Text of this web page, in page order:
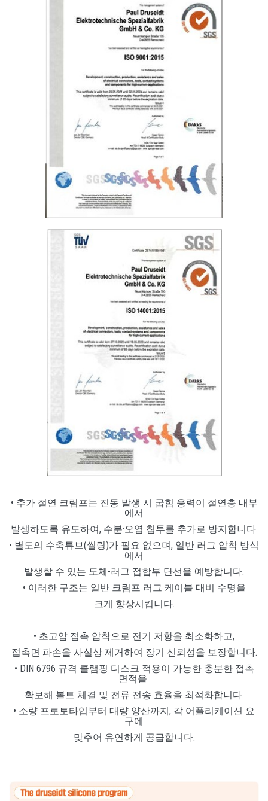
• 추가 절연 크림프는 진동 발생 시 굽힘 응력이 절연층 내부
에서
발생하도록 유도하여, 수분·오염 침투를 추가로 방지합니다.
• 별도의 수축튜브(씰링)가 필요 없으며, 일반 러그 압착 방식
에서
발생할 수 있는 도체-러그 접합부 단선을 예방합니다.
• 이러한 구조는 일반 크림프 러그 케이블 대비 수명을
크게 향상시킵니다.
• 초고압 접촉 압착으로 전기 저항을 최소화하고,
접촉면 파손을 사실상 제거하여 장기 신뢰성을 보장합니다.
• DIN 6796 규격 클램핑 디스크 적용이 가능한 충분한 접촉
면적을
확보해 볼트 체결 및 전류 전송 효율을 최적화합니다.
• 소량 프로토타입부터 대량 양산까지, 각 어플리케이션 요
구에
맞추어 유연하게 공급합니다.